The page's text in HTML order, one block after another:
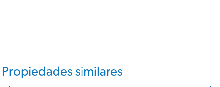
Propiedades similares
MT/BK